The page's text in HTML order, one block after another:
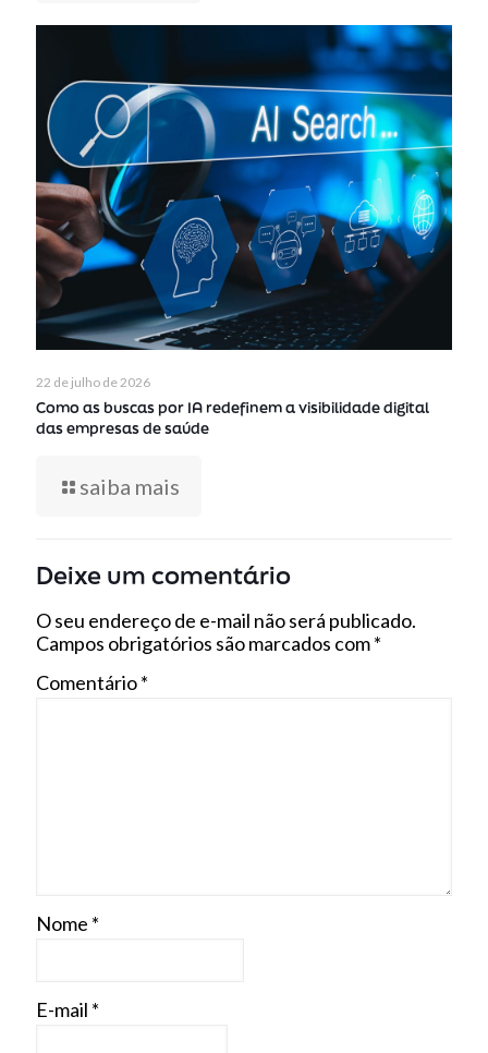
22 de julho de 2026
Como as buscas por IA redefinem a visibilidade digital
das empresas de saúde
saiba mais
Deixe um comentário
O seu endereço de e-mail não será publicado.
Campos obrigatórios são marcados com*
Comentário*
Nome *
E-mail *